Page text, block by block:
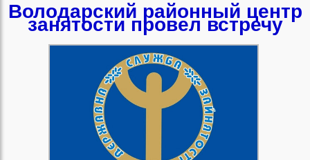
Володарский районный центр
занятости провел встречу